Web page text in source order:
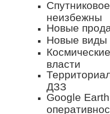
неизбежны
Новые
Новые виды
власти
ДЗЗ
Google